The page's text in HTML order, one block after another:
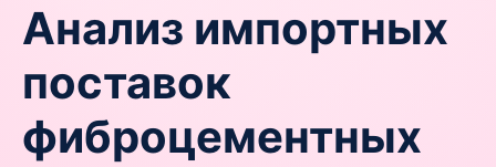
Анализ импортных
поставок
фиброцементных